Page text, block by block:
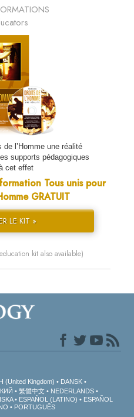
l’Homme une réalité
supports pédagogiques
cet effet
Tous unis pour
GRATUIT
LE KIT »
kit also available)
(United Kingdom)
DANSK
繁體中文
NEDERLANDS
ESPAÑOL (LATINO)
ESPAÑOL
PORTUGUÊS